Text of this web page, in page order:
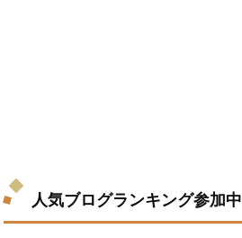
人気ブログランキング参加中